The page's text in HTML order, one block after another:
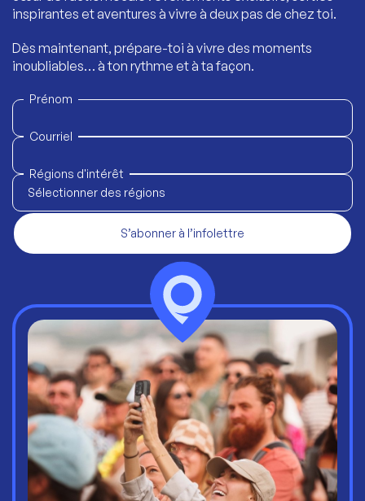
inspirantes et aventures à vivre à deux pas de chez toi.
Dès maintenant, prépare-toi à vivre des moments
inoubliables… à ton rythme et à ta façon.
Prénom
Courriel
Régions d'intérêt
Sélectionner des régions
S’abonner à l’infolettre